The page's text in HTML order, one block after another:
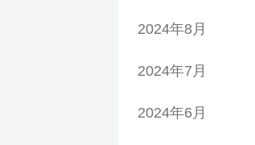
2024年8月
2024年7月
2024年6月